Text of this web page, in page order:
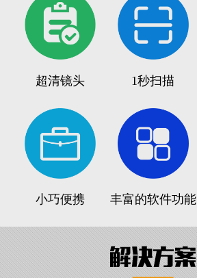
超清镜头 1秒扫描
小巧便携 丰富的软件功能